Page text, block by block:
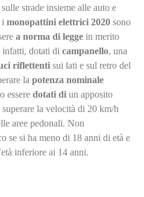
strade insieme alle auto e
i monopattini elettrici 2020 sono
a norma di legge in merito
infatti, dotati di campanello, una
riflettenti sui lati e sul retro del
la potenza nominale
essere dotati di un apposito
superare la velocità di 20 km/h
aree pedonali. Non
se si ha meno di 18 anni di età e
inferiore ai 14 anni.